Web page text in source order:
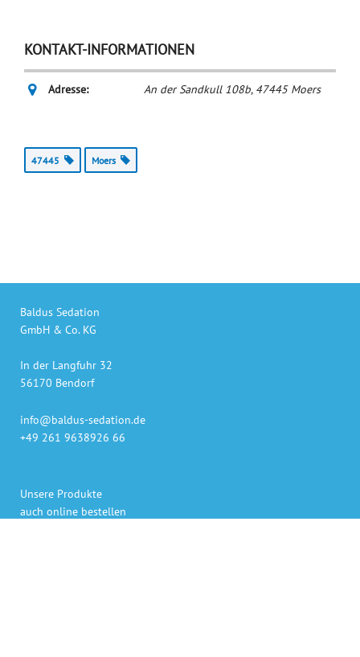
KONTAKT-INFORMATIONEN
Adresse: An der Sandkull 108b, 47445Moers
47445 Moers
Baldus Sedation
GmbH & Co. KG
In der Langfuhr 32
56170 Bendorf
info@baldus-sedation.de
+49 261 9638926 66
Unsere Produkte
auch online bestellen